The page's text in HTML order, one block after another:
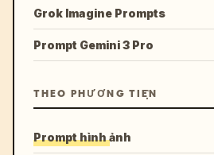
Grok Imagine Prompts
Prompt Gemini 3 Pro
THEO PHƯƠNG TIỆN
Prompt hình ảnh